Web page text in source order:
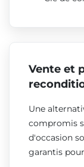
Vente et
Une
compromis
d'occasion
garantis